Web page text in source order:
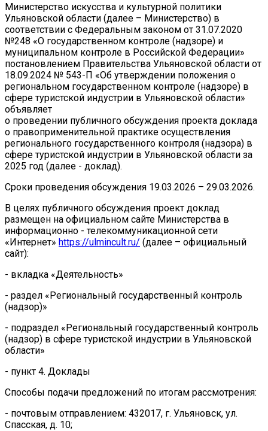
Министерство искусства и культурной политики
Ульяновской области (далее – Министерство) в
соответствии с Федеральным законом от 31.07.2020
№248 «О государственном контроле (надзоре) и
муниципальном контроле в Российской Федерации»
постановлением Правительства Ульяновской области от
18.09.2024 № 543-П «Об утверждении положения о
региональном государственном контроле (надзоре) в
сфере туристской индустрии в Ульяновской области»
объявляет
о проведении публичного обсуждения проекта доклада
о правоприменительной практике осуществления
регионального государственного контроля (надзора) в
сфере туристской индустрии в Ульяновской области за
2025 год (далее - доклад).
Сроки проведения обсуждения 19.03.2026 – 29.03.2026.
В целях публичного обсуждения проект доклад
размещен на официальном сайте Министерства в
информационно - телекоммуникационной сети
«Интернет» https://ulmincult.ru/ (далее – официальный
сайт):
- вкладка «Деятельность»
- раздел «Региональный государственный контроль
(надзор)»
- подраздел «Региональный государственный контроль
(надзор) в сфере туристской индустрии в Ульяновской
области»
- пункт 4. Доклады
Способы подачи предложений по итогам рассмотрения:
- почтовым отправлением: 432017, г. Ульяновск, ул.
Спасская, д. 10;